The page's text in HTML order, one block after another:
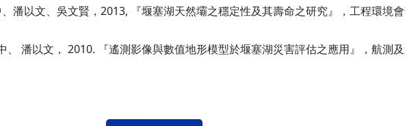
潘以文、吳文賢，2013, 『堰塞湖天然壩之穩定性及其壽命之研究』，工程環境
潘以文， 2010. 『遙測影像與數值地形模型於堰塞湖災害評估之應用』，航測